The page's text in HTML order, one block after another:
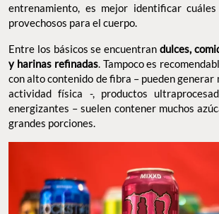
entrenamiento, es mejor identificar
provechosos para el cuerpo.
Entre los básicos se encuentran dulces,
y harinas refinadas. Tampoco es
con alto contenido de fibra – pueden
actividad física -, productos
energizantes – suelen contener muchos
grandes porciones.